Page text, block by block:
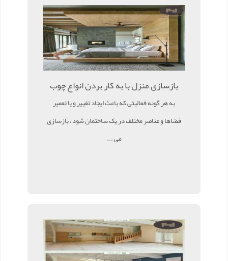
بازسازی منزل با به کار بردن انواع چوب
به هر گونه فعالیتی که باعث ایجاد تغییر و یا تعمیر
فضاها و عناصر مختلف در یک ساختمان شود ، بازسازی
می ...